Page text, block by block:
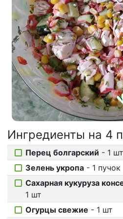
Ингредиенты на 4
Перец болгарский - 1
Зелень укропа - 1 пучок
Сахарная кукуруза
1 шт
Огурцы свежие - 1 шт